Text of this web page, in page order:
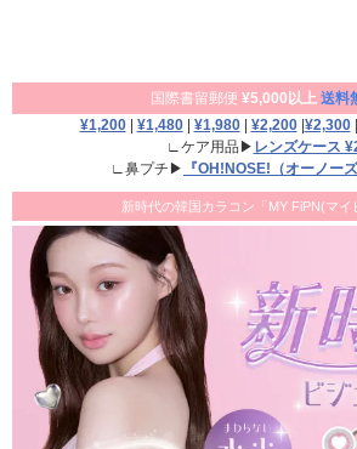
国際書留郵便 ¥5,000以上 送料
¥1,200| ¥1,480| ¥1,980| ¥2,200| ¥2,300|
∟ケア用品▶ レンズケース
∟鼻プチ▶
『OH!NOSE!（オーノー
新時代の韓国カラコン「MY FiPN(マイ